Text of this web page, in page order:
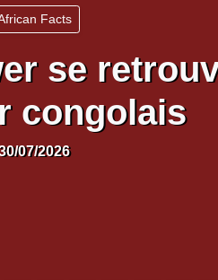
Facts
se
congolais
07/2026